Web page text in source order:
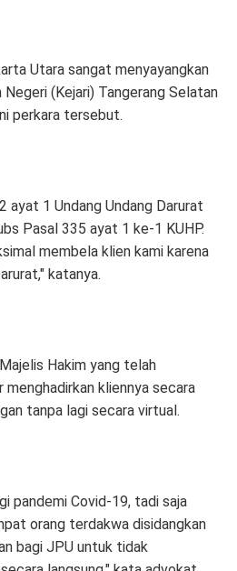
Utara sangat menyayangkan
(Kejari) Tangerang Selatan
perkara tersebut.
ayat 1 Undang Undang Darurat
Pasal 335 ayat 1 ke-1 KUHP.
membela klien kami karena
katanya.
Hakim yang telah
kliennya secara
tanpa lagi secara virtual.
pandemi Covid-19, tadi saja
orang terdakwa disidangkan
bagi JPU untuk tidak